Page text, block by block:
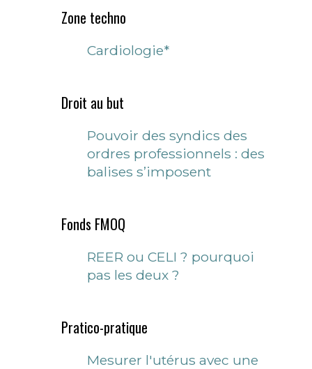
Zone techno
Cardiologie*
Droit au but
Pouvoir des syndics des
ordres professionnels : des
balises s’imposent
Fonds FMOQ
REER ou CELI ? pourquoi
pas les deux ?
Pratico-pratique
Mesurer l'utérus avec une